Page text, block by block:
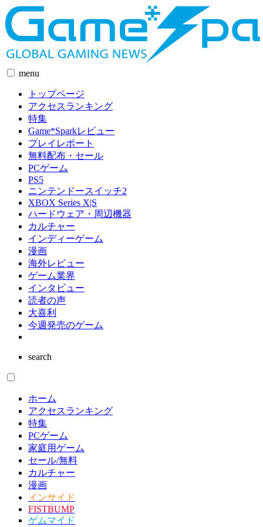
menu
トップページ
アクセスランキング
特集
Game*Sparkレビュー
プレイレポート
無料配布・セール
PCゲーム
PS5
ニンテンドースイッチ2
XBOX Series X|S
ハードウェア・周辺機器
カルチャー
インディーゲーム
漫画
海外レビュー
ゲーム業界
インタビュー
読者の声
大喜利
今週発売のゲーム
search
ホーム
アクセスランキング
特集
PCゲーム
家庭用ゲーム
セール/無料
カルチャー
漫画
インサイド
FISTBUMP
ゲムマイド